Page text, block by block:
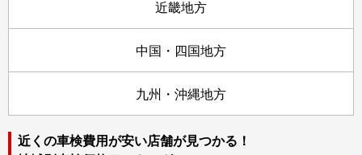
近畿地方
中国・四国地方
九州・沖縄地方
近くの車検費用が安い店舗が見つかる！